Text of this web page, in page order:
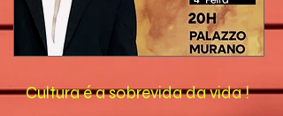
Cultura é a sobrevida da vida !